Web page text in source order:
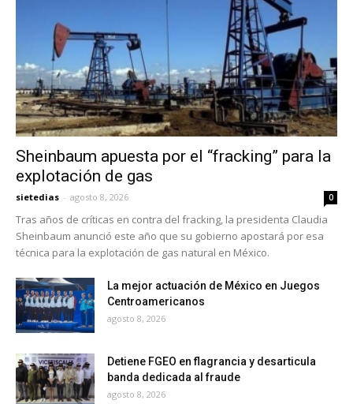
Sheinbaum apuesta por el “fracking” para la
explotación de gas
sietedias - agosto 8, 2026 0
Tras años de críticas en contra del fracking, la presidenta Claudia
Sheinbaum anunció este año que su gobierno apostará por esa
técnica para la explotación de gas natural en México.
La mejor actuación de México en Juegos
Centroamericanos
agosto 8, 2026
Detiene FGEO en flagrancia y desarticula
banda dedicada al fraude
agosto 8, 2026